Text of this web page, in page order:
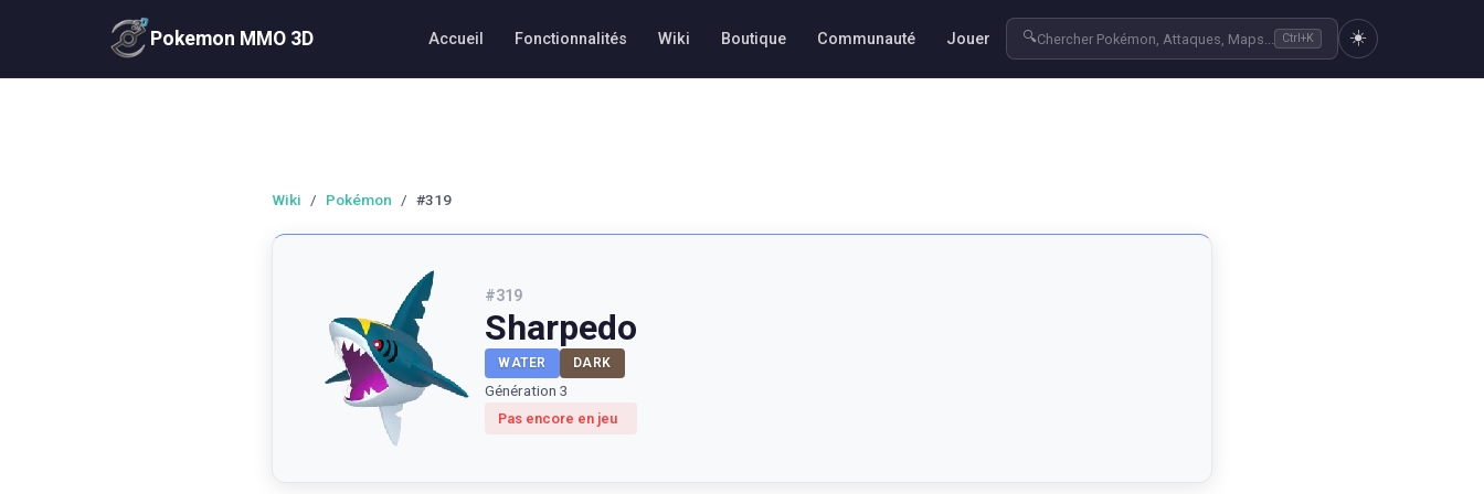
Pokemon MMO 3D Accueil Fonctionnalités Wiki Boutique Communauté Jouer 🔍Chercher Pokémon, Attaques, Maps... Ctrl+K ☀️
Wiki / Pokémon / #319
#319
Sharpedo
WATER DARK
Génération 3
Pas encore en jeu